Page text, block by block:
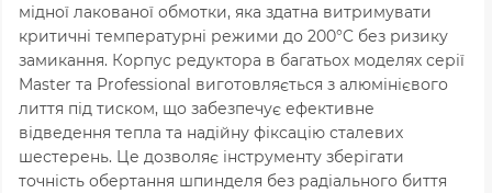
мідної лакованої обмотки, яка здатна витримувати
критичні температурні режими до 200°C без ризику
замикання. Корпус редуктора в багатьох моделях серії
Master та Professional виготовляється з алюмінієвого
лиття під тиском, що забезпечує ефективне
відведення тепла та надійну фіксацію сталевих
шестерень. Це дозволяє інструменту зберігати
точність обертання шпинделя без радіального биття